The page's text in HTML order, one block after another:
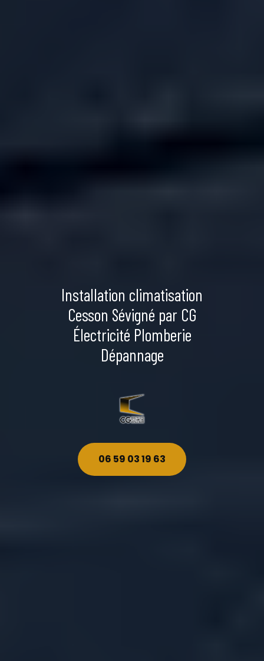
Installation climatisation
Cesson Sévigné par CG
Électricité Plomberie
Dépannage
06 59 03 19 63